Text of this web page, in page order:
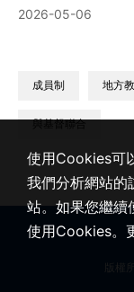
2026-05-06
成員制 地方
與基督聯合
版
使用Cookies可
我們分析網站的
站。如果您繼續
使用Cookies。